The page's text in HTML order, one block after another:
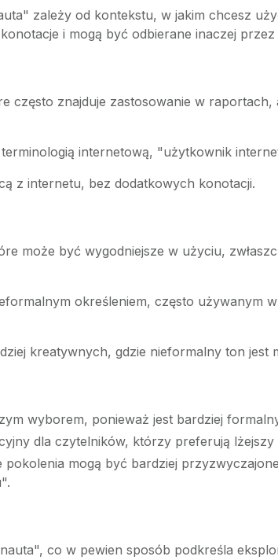
zależy od kontekstu, w jakim chcesz
i mogą być odbierane inaczej
często znajduje zastosowanie w
internetową, "użytkownik
z internetu, bez dodatkowych konotacji.
może być wygodniejsze w użyciu,
określeniem, często używanym
kreatywnych, gdzie nieformalny ton jest
wyborem, ponieważ jest bardziej
dla czytelników, którzy preferują lżejszy
pokolenia mogą być bardziej
co w pewien sposób podkreśla